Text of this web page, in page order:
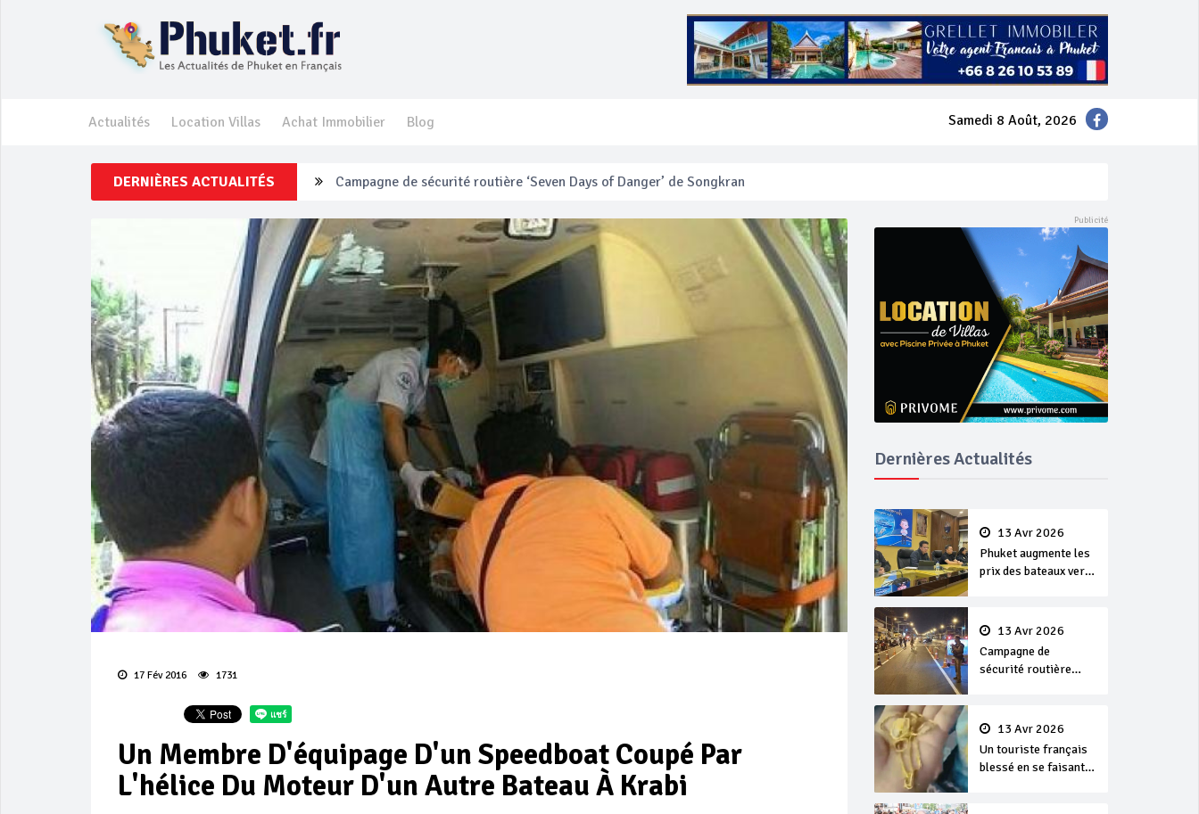
Actualités Location Villas Achat Immobilier Blog Samedi 8 Août, 2026
DERNIÈRES ACTUALITÉS Un touriste français blessé en se faisant arracher son collier en or
Phuket Peranakan Festival
‘Phuket Eye’ assurera la sécurité pendant Songkran
Phuket augmente les prix des bateaux vers Koh Phi Phi et des excursions en mer
Campagne de sécurité routière ‘Seven Days of Danger’ de Songkran
17 Fév 2016 1731
Un Membre D'équipage D'un Speedboat Coupé Par
L'hélice Du Moteur D'un Autre Bateau À Krabi
Dernières Actualités
13 Avr 2026
Phuket augmente les
prix des bateaux vers
13 Avr 2026
Campagne de
sécurité routière
13 Avr 2026
Un touriste français
blessé en se faisant